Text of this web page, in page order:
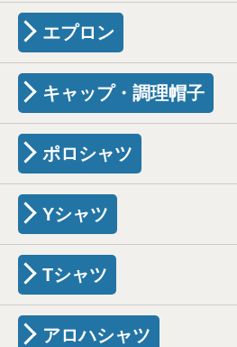
エプロン
キャップ・調理帽子
ポロシャツ
Yシャツ
Tシャツ
アロハシャツ